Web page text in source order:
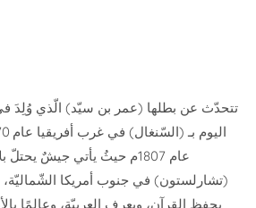
تتحدّث عن بطلها (عمر بن سيّد) الّذي وُلِدَ
عام 1807م حيثُ يأتي جيشٌ
(تشارلستون) في جنوب أمريكا الشّماليّة،
يحفظ القرآن، ويعرف العربيّة، وعالِمًا